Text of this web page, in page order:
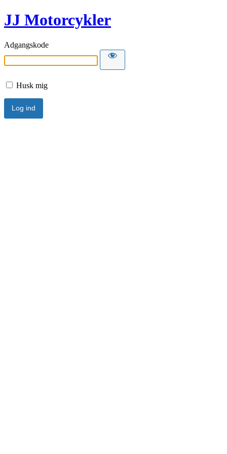
JJ Motorcykler
Adgangskode
Husk mig